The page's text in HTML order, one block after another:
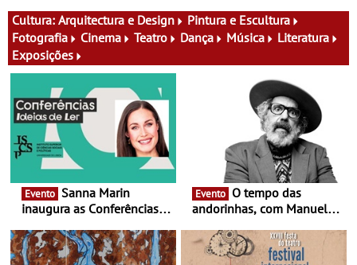
nova exposição do Museu
do Oriente prova-o
Cultura: Arquitectura e Design
Pintura e Escultura
Fotografia
Cinema Teatro Dança Música
Literatura
Exposições
Evento
inaugura as Conferências
Antiga primeira-ministra da
Finlândia é a convidada da
Evento
andorinhas, com Manuel
Atum - Concerto
performance na MAAT